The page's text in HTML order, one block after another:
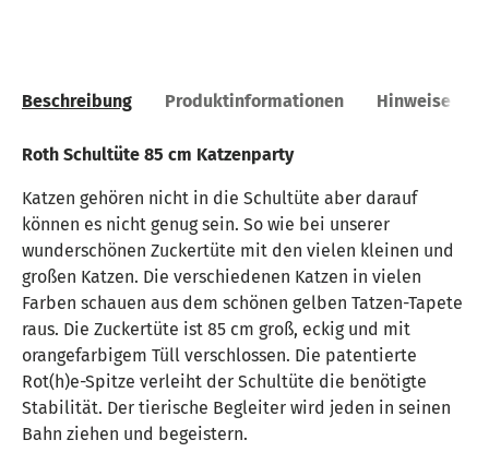
Beschreibung Produktinformationen Hinweise
Roth Schultüte 85 cm Katzenparty
Katzen gehören nicht in die Schultüte aber darauf
können es nicht genug sein. So wie bei unserer
wunderschönen Zuckertüte mit den vielen kleinen und
großen Katzen. Die verschiedenen Katzen in vielen
Farben schauen aus dem schönen gelben Tatzen-Tapete
raus. Die Zuckertüte ist 85 cm groß, eckig und mit
orangefarbigem Tüll verschlossen. Die patentierte
Rot(h)e-Spitze verleiht der Schultüte die benötigte
Stabilität. Der tierische Begleiter wird jeden in seinen
Bahn ziehen und begeistern.